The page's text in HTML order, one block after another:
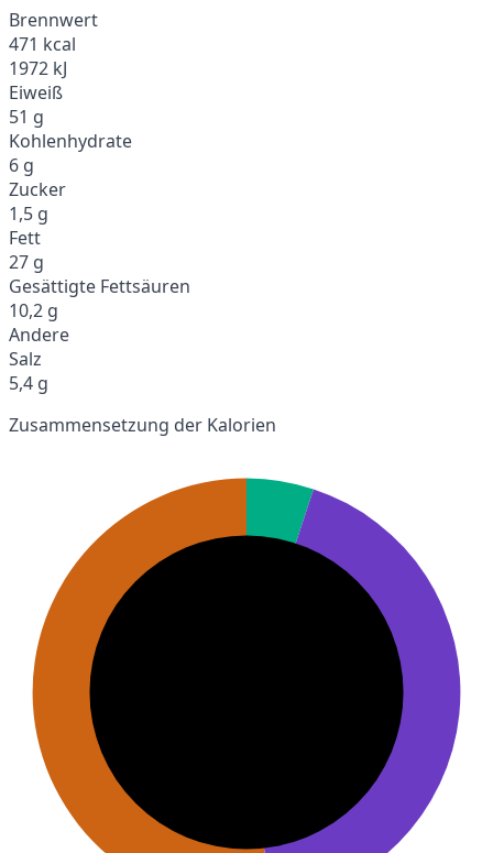
Brennwert
471 kcal
1972 kJ
Eiweiß
51 g
Kohlenhydrate
6 g
Zucker
1,5 g
Fett
27 g
Gesättigte Fettsäuren
10,2 g
Andere
Salz
5,4 g
Zusammensetzung der Kalorien